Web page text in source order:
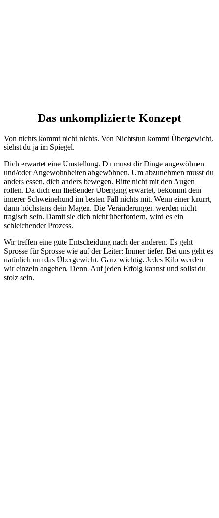
Das unkomplizierte Konzept
Von nichts kommt nicht nichts. Von Nichtstun kommt Übergewicht,
siehst du ja im Spiegel.
Dich erwartet eine Umstellung. Du musst dir Dinge angewöhnen
und/oder Angewohnheiten abgewöhnen. Um abzunehmen musst du
anders essen, dich anders bewegen. Bitte nicht mit den Augen
rollen. Da dich ein fließender Übergang erwartet, bekommt dein
innerer Schweinehund im besten Fall nichts mit. Wenn einer knurrt,
dann höchstens dein Magen. Die Veränderungen werden nicht
tragisch sein. Damit sie dich nicht überfordern, wird es ein
schleichender Prozess.
Wir treffen eine gute Entscheidung nach der anderen. Es geht
Sprosse für Sprosse wie auf der Leiter: Immer tiefer. Bei uns geht es
natürlich um das Übergewicht. Ganz wichtig: Jedes Kilo werden
wir einzeln angehen. Denn: Auf jeden Erfolg kannst und sollst du
stolz sein.